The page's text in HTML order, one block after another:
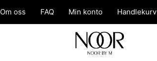
Om oss FAQ Min konto Handlekurv